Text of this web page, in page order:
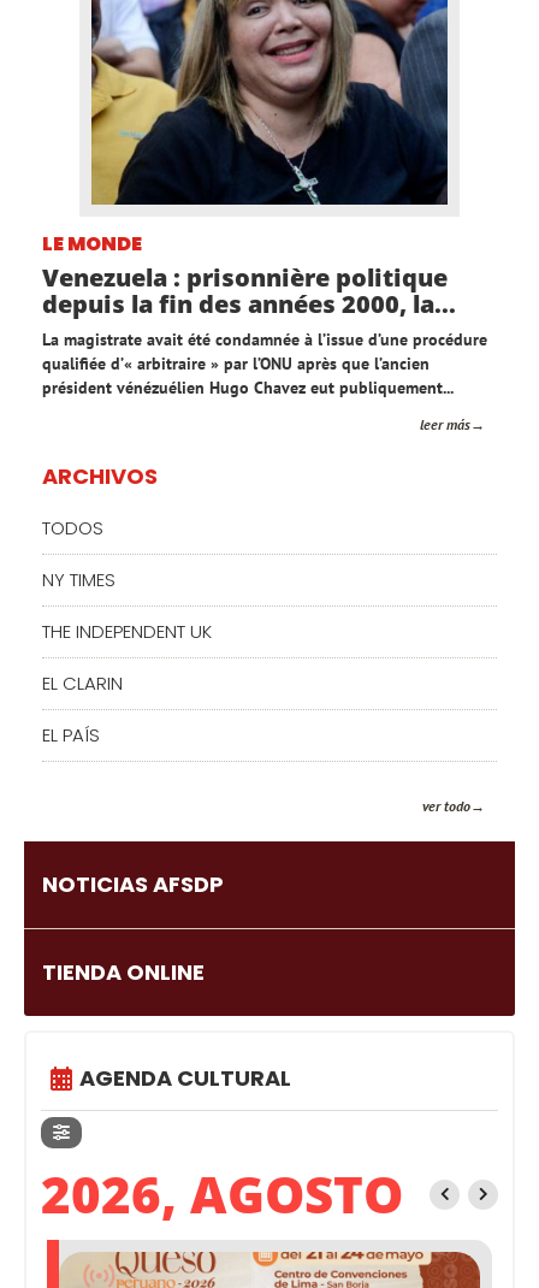
LE MONDE
Venezuela : prisonnière politique
depuis la fin des années 2000, la...
La magistrate avait été condamnée à l’issue d’une procédure
qualifiée d’« arbitraire » par l’ONU après que l’ancien
président vénézuélien Hugo Chavez eut publiquement...
leer más
ARCHIVOS
TODOS
NY TIMES
THE INDEPENDENT UK
EL CLARIN
EL PAÍS
ver todo
NOTICIAS AFSDP
TIENDA ONLINE
AGENDA CULTURAL
2026, AGOSTO